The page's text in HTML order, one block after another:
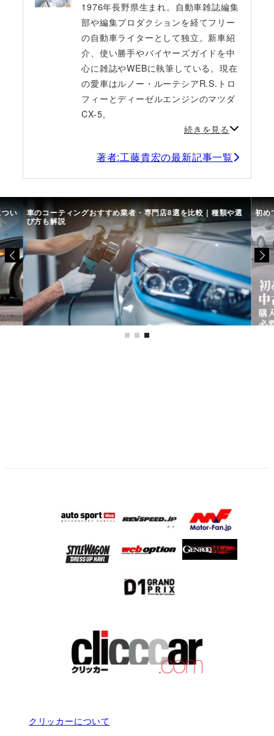
1976年長野県生まれ。自動車雑誌編集
部や編集プロダクションを経てフリー
の自動車ライターとして独立。新車紹
介、使い勝手やバイヤーズガイドを中
心に雑誌やWEBに執筆している。現在
の愛車はルノー・ルーテシアR.S.トロ
フィーとディーゼルエンジンのマツダ
CX-5。
続きを見る
著者:工藤貴宏の最新記事一覧
い 車のコーティングおすすめ業者・専門店8選を比較｜種類や選
び方も解説
初め
クリッカーについて